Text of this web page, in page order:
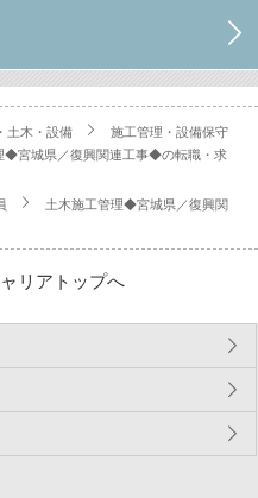
土木・設備
施工管理・設備保守
◆宮城県／復興関連工事◆の転職・求
土木施工管理◆宮城県／復興関
リアトップへ